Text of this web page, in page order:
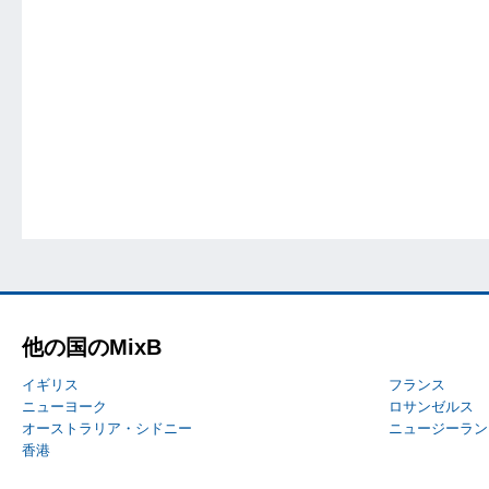
他の国のMixB
イギリス
フランス
ニューヨーク
ロサンゼルス
オーストラリア・シドニー
ニュージーラ
香港